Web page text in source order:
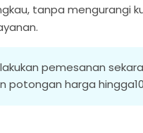
tanpa mengurangi
pemesanan
potongan harga